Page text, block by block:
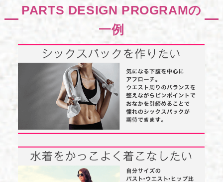
PARTS DESIGN PROGRAMの
一例